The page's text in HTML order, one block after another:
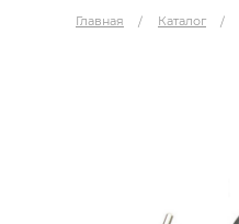
Главная Каталог